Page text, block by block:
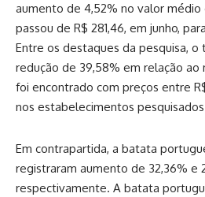
aumento de 4,52% no valor médio
passou de R$ 281,46, em junho,
Entre os destaques da pesquisa,
redução de 39,58% em relação
foi encontrado com preços entre
nos estabelecimentos
Em contrapartida, a batata
registraram aumento de 32,36% e
respectivamente. A batata